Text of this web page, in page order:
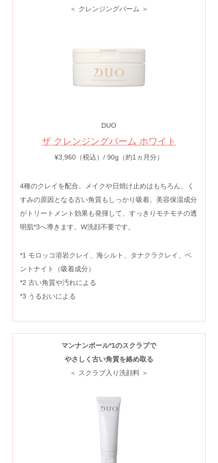
＜ クレンジングバーム ＞
DUO
ザ クレンジングバーム ホワイト
¥3,960（税込）/ 90g（約1ヵ月分）
4種のクレイを配合。メイクや日焼け止めはもちろん、く
すみの原因となる古い角質もしっかり吸着。美容保湿成分
がトリートメント効果も発揮して、すっきりモチモチの透
明肌*3へ導きます。W洗顔不要です。
*1 モロッコ溶岩クレイ、海シルト、タナクラクレイ、ベ
ントナイト（吸着成分）
*2 古い角質や汚れによる
*3 うるおいによる
マンナンボール*1のスクラブで
やさしく古い角質を絡め取る
＜ スクラブ入り洗顔料 ＞